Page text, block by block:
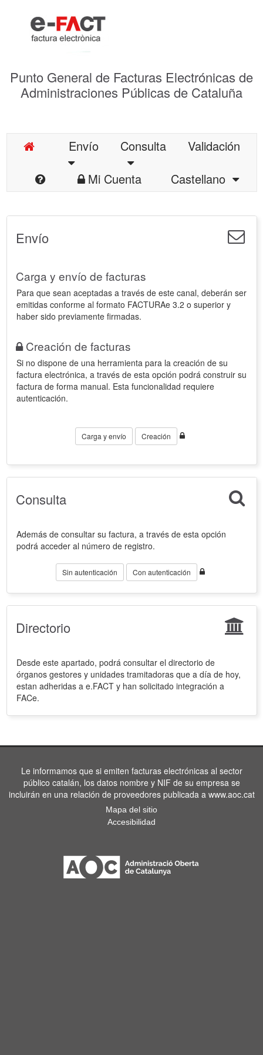
Punto General de Facturas Electrónicas de
Administraciones Públicas de Cataluña
Envío Consulta
Validación
Mi Cuenta
Castellano
Envío
Carga y envío de facturas
Para que sean aceptadas a través de este canal, deberán ser
emitidas conforme al formato FACTURAe 3.2 o superior y
haber sido previamente firmadas.
Creación de facturas
Si no dispone de una herramienta para la creación de su
factura electrónica, a través de esta opción podrá construir su
factura de forma manual. Esta funcionalidad requiere
autenticación.
Carga y envío Creación
Consulta
Además de consultar su factura, a través de esta opción
podrá acceder al número de registro.
Sin autenticación Con autenticación
Directorio
Desde este apartado, podrá consultar el directorio de
órganos gestores y unidades tramitadoras que a día de hoy,
estan adheridas a e.FACT y han solicitado integración a
FACe.
Le informamos que si emiten facturas electrónicas al sector
público catalán, los datos nombre y NIF de su empresa se
incluirán en una relación de proveedores publicada a www.aoc.cat
Mapa del sitio
Accesibilidad